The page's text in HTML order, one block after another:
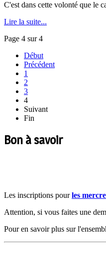
C'est dans cette volonté que le
Lire la suite...
Page 4 sur 4
Début
Précédent
1
2
3
4
Suivant
Fin
Bon à savoir
Les inscriptions pourles
Attention, si vous faites une
Pour en savoir plus sur